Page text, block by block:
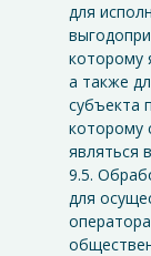
для
которому
а также
субъекта
которому
являться
9.5.
для